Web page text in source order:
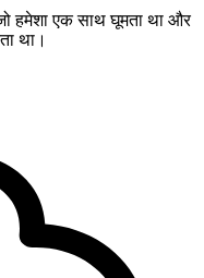
हमेशा एक साथ घूमता था और
था।